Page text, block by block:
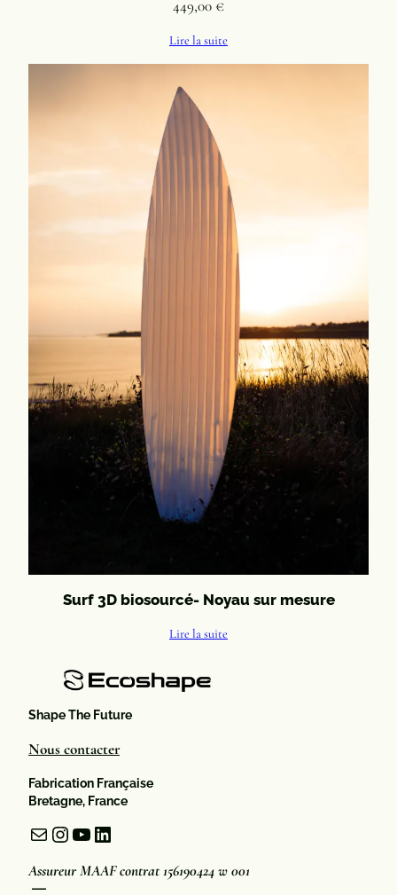
449,00 €
Lire la suite
Surf 3D biosourcé- Noyau sur mesure
Lire la suite
Shape The Future
Nous contacter
Fabrication Française
Bretagne, France
Mail Instagram YouTube LinkedIn
Assureur MAAF contrat 156190424 w 001